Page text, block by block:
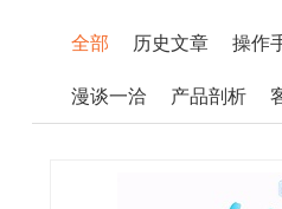
全部 历史文章 操作
漫谈一洽 产品剖析